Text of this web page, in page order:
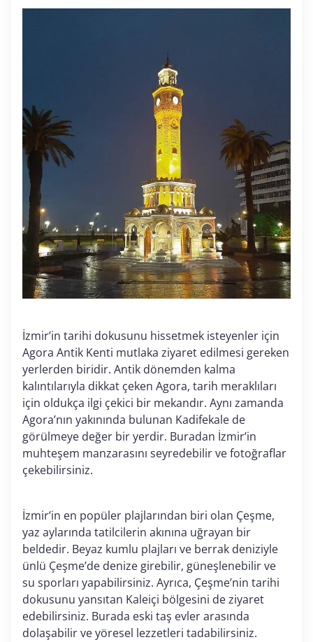
İzmir’in tarihi dokusunu hissetmek isteyenler için
Agora Antik Kenti mutlaka ziyaret edilmesi gereken
yerlerden biridir. Antik dönemden kalma
kalıntılarıyla dikkat çeken Agora, tarih meraklıları
için oldukça ilgi çekici bir mekandır. Aynı zamanda
Agora’nın yakınında bulunan Kadifekale de
görülmeye değer bir yerdir. Buradan İzmir’in
muhteşem manzarasını seyredebilir ve fotoğraflar
çekebilirsiniz.
İzmir’in en popüler plajlarından biri olan Çeşme,
yaz aylarında tatilcilerin akınına uğrayan bir
beldedir. Beyaz kumlu plajları ve berrak deniziyle
ünlü Çeşme’de denize girebilir, güneşlenebilir ve
su sporları yapabilirsiniz. Ayrıca, Çeşme’nin tarihi
dokusunu yansıtan Kaleiçi bölgesini de ziyaret
edebilirsiniz. Burada eski taş evler arasında
dolaşabilir ve yöresel lezzetleri tadabilirsiniz.